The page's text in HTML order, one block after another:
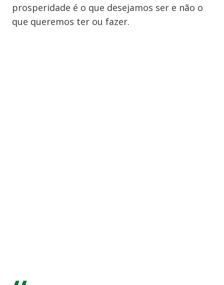
prosperidade é o que desejamos ser e não o
que queremos ter ou fazer.